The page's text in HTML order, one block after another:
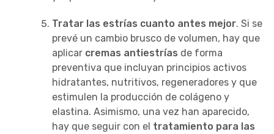
Tratar las estrías cuanto antes mejor. Si se
prevé un cambio brusco de volumen, hay que
aplicar cremas antiestrías de forma
preventiva que incluyan principios activos
hidratantes, nutritivos, regeneradores y que
estimulen la producción de colágeno y
elastina. Asimismo, una vez han aparecido,
hay que seguir con el tratamiento para las